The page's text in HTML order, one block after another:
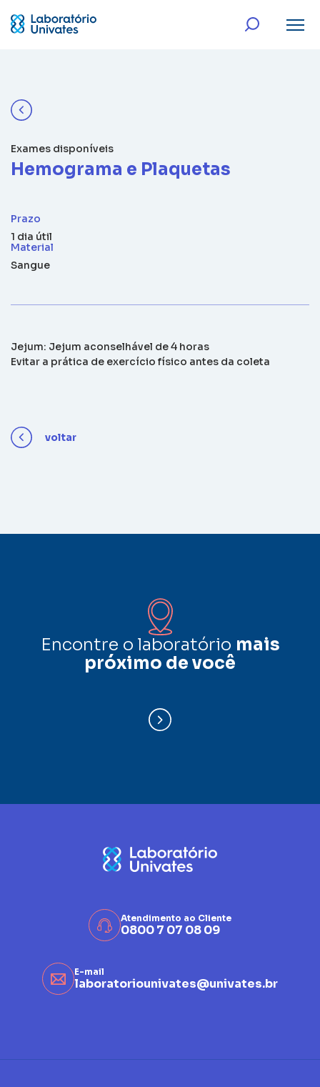
Exames disponíveis
Hemograma e Plaquetas
Prazo
1 dia útil
Material
Sangue
Jejum: Jejum aconselhável de 4 horas
Evitar a prática de exercício físico antes da coleta
voltar
Encontre o laboratório mais
próximo de você
Atendimento ao Cliente
0800 7 07 08 09
E-mail
laboratoriounivates@univates.br